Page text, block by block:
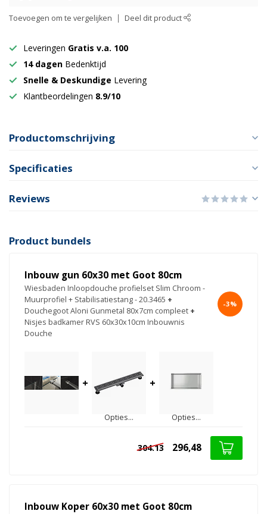
Toevoegen om te vergelijken Deel dit product
Leveringen Gratis v.a. 100
14 dagen Bedenktijd
Snelle & Deskundige Levering
Klantbeordelingen 8.9/10
Productomschrijving
Specificaties
Reviews
Product bundels
Inbouw gun 60x30 met Goot 80cm
Wiesbaden Inloopdouche profielset Slim Chroom -
Muurprofiel + Stabilisatiestang - 20.3465 +
Douchegoot Aloni Gunmetal 80x7cm compleet +
Nisjes badkamer RVS 60x30x10cm Inbouwnis
Douche
-3%
+
Opties...
+
Opties...
304.13 296,48
Inbouw Koper 60x30 met Goot 80cm